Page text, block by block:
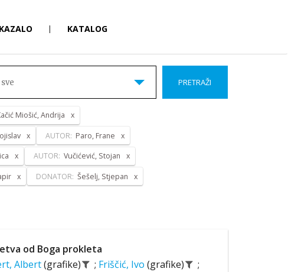
KAZALO | KATALOG
PRETRAŽI
Miošić, Andrija
AUTOR: Paro, Frane
AUTOR: Vučićević, Stojan
DONATOR: Šešelj, Stjepan
od Boga prokleta
Albert(grafike) ; Friščić, Ivo (grafike)
;